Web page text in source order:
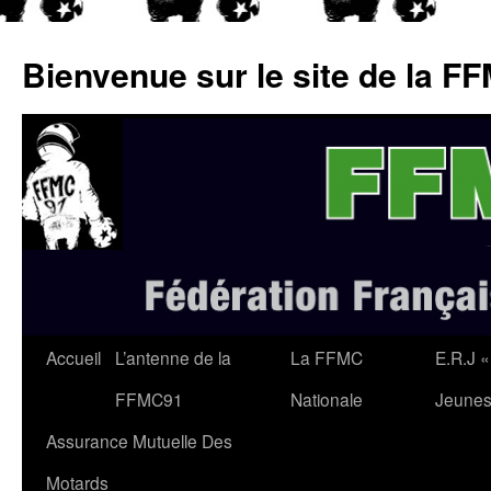
contenu
Bienvenue sur le site de la
Accueil
L’antenne de la
FFMC91
La FFMC
Nationale
E.R.J
Assurance Mutuelle Des
Motards